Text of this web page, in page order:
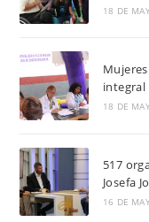
18 DE
integral
18 DE
517
Josefa
16 DE